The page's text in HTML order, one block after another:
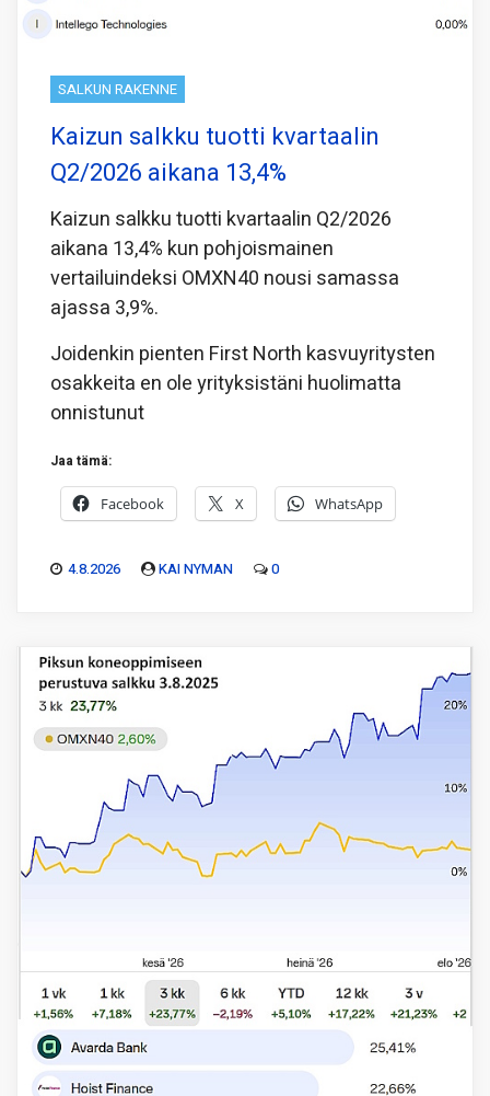
SALKUN RAKENNE
Kaizun salkku tuotti kvartaalin
Q2/2026 aikana 13,4%
Kaizun salkku tuotti kvartaalin Q2/2026
aikana 13,4% kun pohjoismainen
vertailuindeksi OMXN40 nousi samassa
ajassa 3,9%.
Joidenkin pienten First North kasvuyritysten
osakkeita en ole yrityksistäni huolimatta
onnistunut
Jaa tämä:
Facebook X WhatsApp
4.8.2026 KAI NYMAN 0